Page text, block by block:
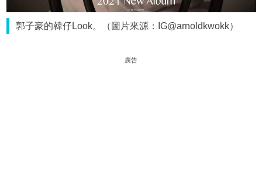
郭子豪的韓仔Look。（圖片來源：IG@arnoldkwokk）
廣告